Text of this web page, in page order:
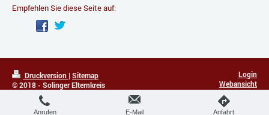
Empfehlen Sie diese Seite auf:
Druckversion | Sitemap
© 2018 - Solinger Elternkreis
Doppeldiagnose Sucht und psychische
Erkrankung.
Login
Webansicht
Anrufen E-Mail Anfahrt